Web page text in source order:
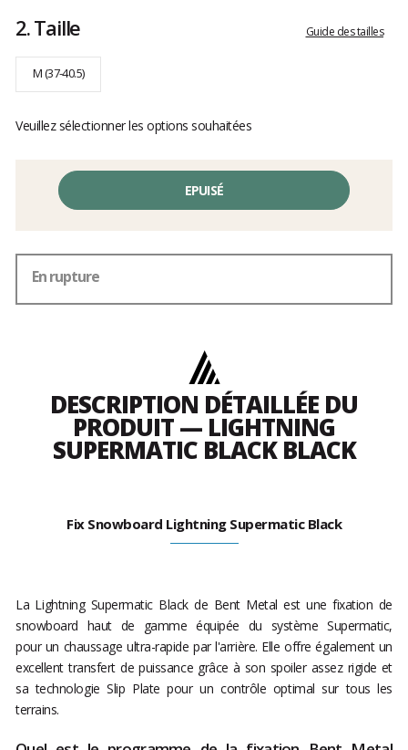
2.Taille Guide des tailles
M (37-40.5)
Veuillez sélectionner les options souhaitées
EPUISÉ
En rupture
DESCRIPTION DÉTAILLÉE DU
PRODUIT — LIGHTNING
SUPERMATIC BLACK BLACK
Fix Snowboard Lightning Supermatic Black
La Lightning Supermatic Black de Bent Metal est une fixation de
snowboard haut de gamme équipée du système Supermatic,
pour un chaussage ultra-rapide par l'arrière. Elle offre également un
excellent transfert de puissance grâce à son spoiler assez rigide et
sa technologie Slip Plate pour un contrôle optimal sur tous les
terrains.